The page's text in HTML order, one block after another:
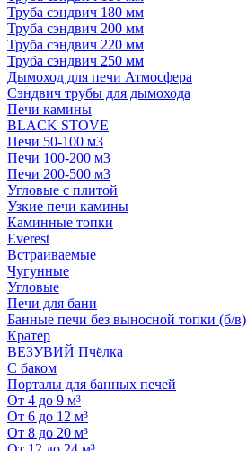
Труба сэндвич 180 мм
Труба сэндвич 200 мм
Труба сэндвич 220 мм
Труба сэндвич 250 мм
Дымоход для печи Атмосфера
Сэндвич трубы для дымохода
Печи камины
BLACK STOVE
Печи 50-100 м3
Печи 100-200 м3
Печи 200-500 м3
Угловые с плитой
Узкие печи камины
Каминные топки
Everest
Встраиваемые
Чугунные
Угловые
Печи для бани
Банные печи без выносной топки (б/в)
Кратер
ВЕЗУВИЙ Пчёлка
С баком
Порталы для банных печей
От 4 до 9 м³
От 6 до 12 м³
От 8 до 20 м³